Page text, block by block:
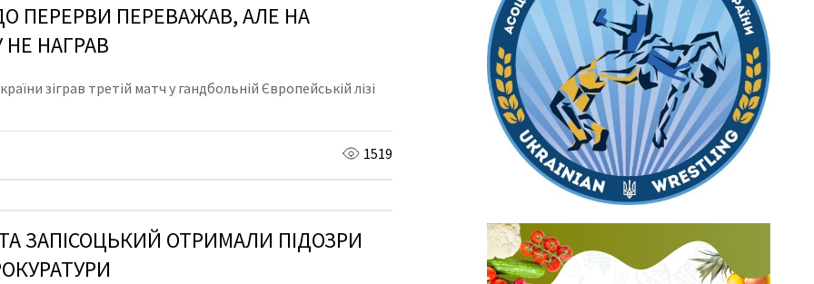
ПЕРЕРВИ ПЕРЕВАЖАВ, АЛЕ НА
НАГРАВ
зіграв третій матч у гандбольній Європейській лізі
1519
ЗАПIСОЦЬКИЙ ОТРИМАЛИ ПIДОЗРИ